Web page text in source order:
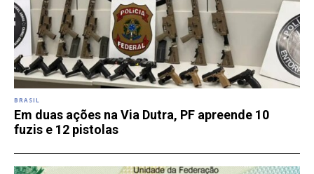
BRASIL
Em duas ações na Via Dutra, PF apreende 10
fuzis e 12 pistolas